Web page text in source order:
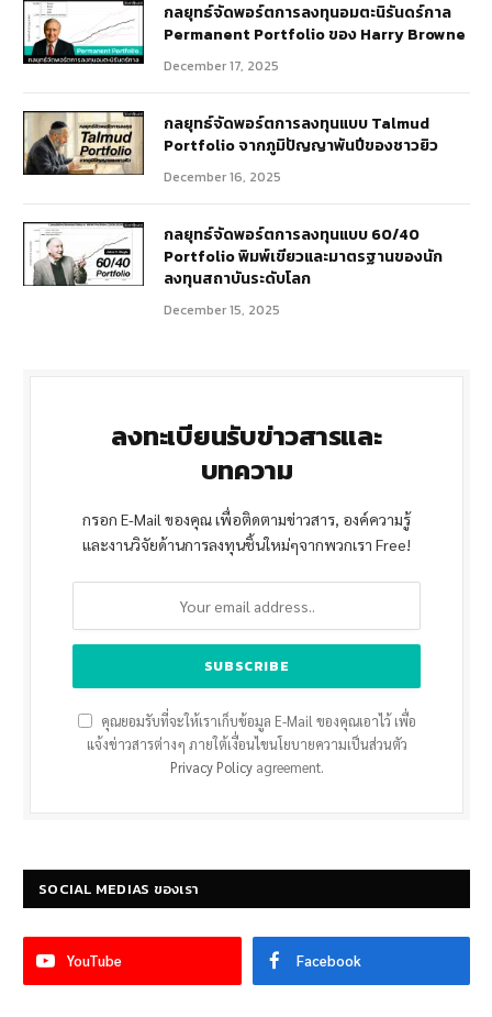
กลยุทธ์​จัดพอร์ตการลงทุนอมตะนิรันดร์กาล
Permanent Portfolio ของ Harry Browne
December 17, 2025
กลยุทธ์จัดพอร์ตการลงทุนแบบ Talmud
Portfolio จากภูมิปัญญาพันปีของชาวยิว
December 16, 2025
กลยุทธ์จัดพอร์ตการลงทุนแบบ 60/40
Portfolio พิมพ์เขียวและมาตรฐานของนัก
ลงทุนสถาบันระดับโลก
December 15, 2025
ลงทะเบียนรับข่าวสารและ
บทความ
กรอก E-Mail ของคุณ เพื่อติดตามข่าวสาร, องค์ความรู้
และงานวิจัยด้านการลงทุนชิ้นใหม่ๆจากพวกเรา Free!
คุณยอมรับที่จะให้เราเก็บข้อมูล E-Mail ของคุณเอาไว้ เพื่อ
แจ้งข่าวสารต่างๆ ภายใต้เงื่อนไขนโยบายความเป็นส่วนตัว
Privacy Policyagreement.
SOCIAL MEDIAS ของเรา
YouTube Facebook